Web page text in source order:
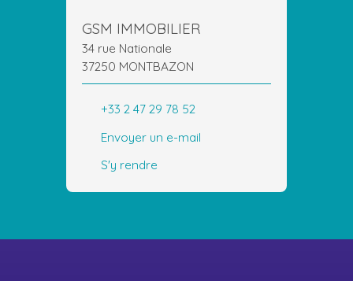
GSM IMMOBILIER
34 rue Nationale
37250 MONTBAZON
+33 2 47 29 78 52
Envoyer un e-mail
S'y rendre